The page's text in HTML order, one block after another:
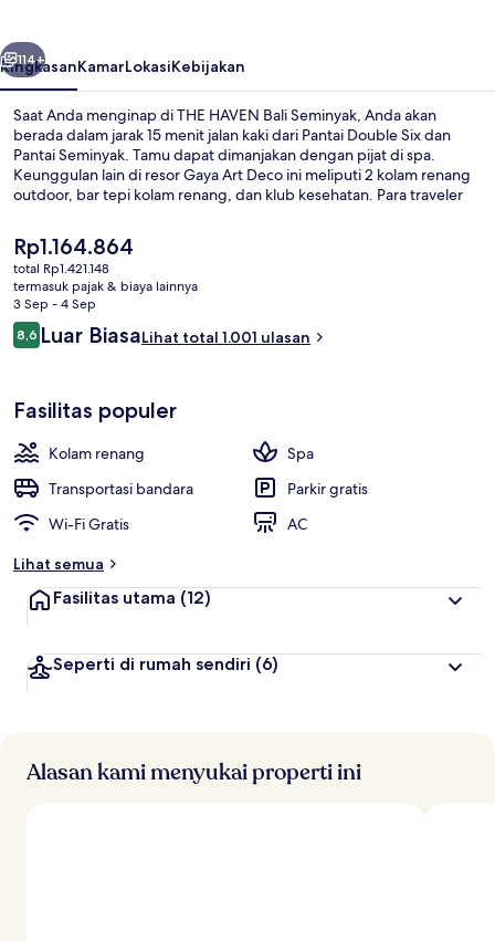
Berikutnya
114+
RingkasanKamarLokasiKebijakan
Saat Anda menginap di THE HAVEN Bali Seminyak, Anda akan
berada dalam jarak 15 menit jalan kaki dari Pantai Double Six dan
Pantai Seminyak. Tamu dapat dimanjakan dengan pijat di spa.
Keunggulan lain di resor Gaya Art Deco ini meliputi 2 kolam renang
outdoor, bar tepi kolam renang, dan klub kesehatan. Para traveler
Harga
saat
ini
Rp1.164.864
Rp1.164.864
total Rp1.421.148
termasuk pajak & biaya lainnya
3 Sep - 4 Sep
Ulasan
8,68,6 dari 10
Luar BiasaLihat total 1.001 ulasan
Fasilitas populer
Kolam renang
Spa
Transportasi bandara
Parkir gratis
Wi-Fi Gratis
AC
Lihat semua
Fasilitas utama (12)
Seperti di rumah sendiri (6)
Alasan kami menyukai properti ini